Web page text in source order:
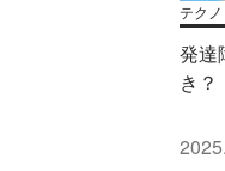
テク
発達
き